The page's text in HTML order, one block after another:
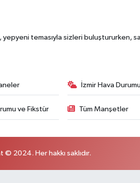
temasıyla sizleri buluştururken,
İzmir Hava
ve Fikstür Tüm Manşetler
© 2024. Her hakkı saklıdır.